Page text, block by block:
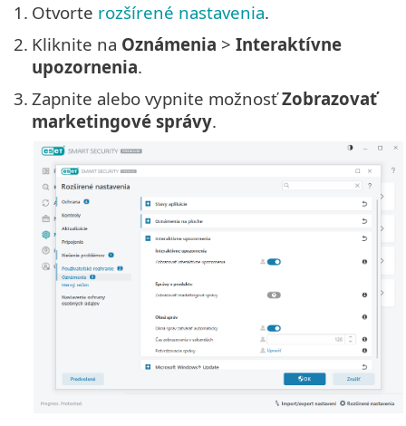
1. Otvorte rozšírené nastavenia.
2. Kliknite na Oznámenia > Interaktívne
upozornenia.
3. Zapnite alebo vypnite možnosťZobrazovať
marketingové správy.